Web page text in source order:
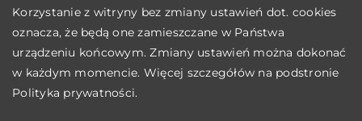
Korzystanie z witryny bez zmiany ustawień dot. cookies
oznacza, że będą one zamieszczane w Państwa
urządzeniu końcowym. Zmiany ustawień można dokonać
w każdym momencie. Więcej szczegółów na podstronie
Polityka prywatności.